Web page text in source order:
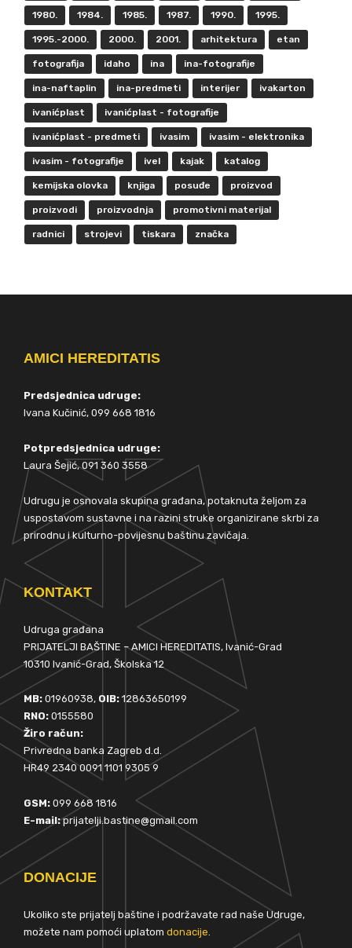
1980. 1984. 1985. 1987. 1990. 1995.
1995.-2000. 2000. 2001. arhitektura etan
fotografija idaho ina ina-fotografije
ina-naftaplin ina-predmeti interijer ivakarton
ivanićplast ivanićplast - fotografije
ivanićplast - predmeti ivasim ivasim - elektronika
ivasim - fotografije ivel kajak katalog
kemijska olovka knjiga posuđe proizvod
proizvodi proizvodnja promotivni materijal
radnici strojevi tiskara značka
AMICI HEREDITATIS
Predsjednica udruge:
Ivana Kučinić, 099 668 1816
Potpredsjednica udruge:
Laura Šejić, 091 360 3558
Udrugu je osnovala skupina građana, potaknuta željom za
uspostavom sustavne i na razini struke organizirane skrbi za
prirodnu i kulturno-povijesnu baštinu zavičaja.
KONTAKT
Udruga građana
PRIJATELJI BAŠTINE – AMICI HEREDITATIS, Ivanić-Grad
10310 Ivanić-Grad, Školska 12
MB: 01960938, OIB: 12863650199
RNO: 0155580
Žiro račun:
Privredna banka Zagreb d.d.
HR49 2340 0091 1101 9305 9
GSM: 099 668 1816
E-mail:prijatelji.bastine@gmail.com
DONACIJE
Ukoliko ste prijatelj baštine i podržavate rad naše Udruge,
možete nam pomoći uplatom donacije.